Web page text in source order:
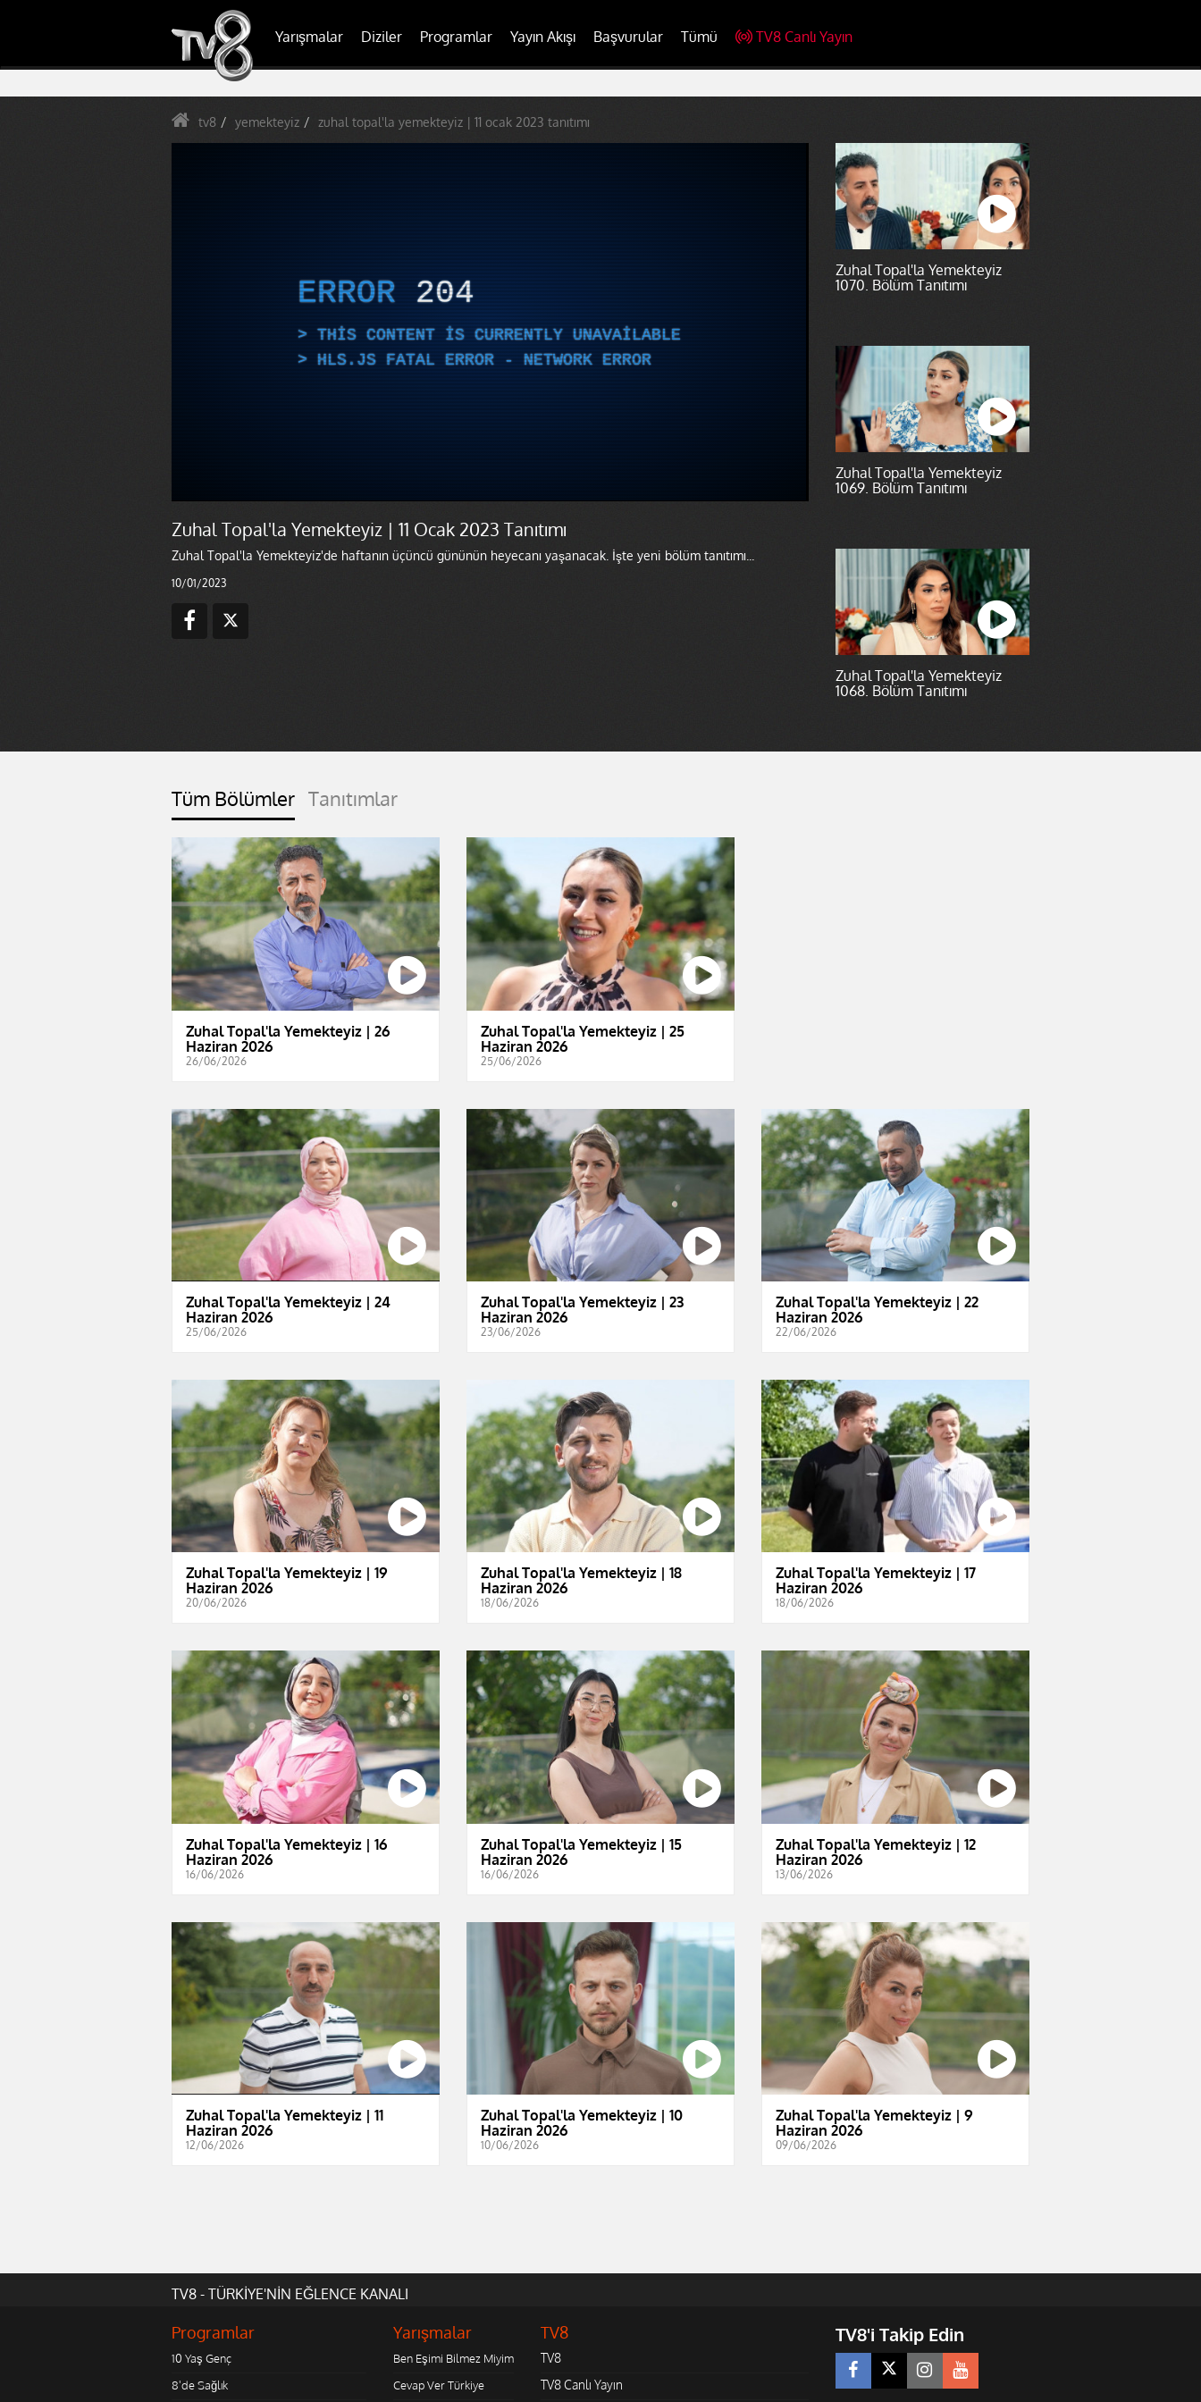
Yarışmalar Diziler Programlar Yayın Akışı Başvurular Tümü TV8 Canlı Yayın
tv8 yemekteyiz zuhal topal'la yemekteyiz | 11 ocak 2023 tanıtımı
ERROR 204
THIS CONTENT IS CURRENTLY UNAVAILABLE
HLS.JS FATAL ERROR - NETWORK ERROR
Zuhal Topal'la Yemekteyiz | 11 Ocak 2023 Tanıtımı
Zuhal Topal'la Yemekteyiz'de haftanın üçüncü gününün heyecanı yaşanacak. İşte yeni bölüm tanıtımı...
10/01/2023
Zuhal Topal'la Yemekteyiz
1070. Bölüm Tanıtımı
Zuhal Topal'la Yemekteyiz
1069. Bölüm Tanıtımı
Zuhal Topal'la Yemekteyiz
1068. Bölüm Tanıtımı
Tüm Bölümler Tanıtımlar
Zuhal Topal'la Yemekteyiz | 26
Haziran 2026
26/06/2026
Zuhal Topal'la Yemekteyiz | 25
Haziran 2026
25/06/2026
Zuhal Topal'la Yemekteyiz | 24
Haziran 2026
25/06/2026
Zuhal Topal'la Yemekteyiz | 23
Haziran 2026
23/06/2026
Zuhal Topal'la Yemekteyiz | 22
Haziran 2026
22/06/2026
Zuhal Topal'la Yemekteyiz | 19
Haziran 2026
20/06/2026
Zuhal Topal'la Yemekteyiz | 18
Haziran 2026
18/06/2026
Zuhal Topal'la Yemekteyiz | 17
Haziran 2026
18/06/2026
Zuhal Topal'la Yemekteyiz | 16
Haziran 2026
16/06/2026
Zuhal Topal'la Yemekteyiz | 15
Haziran 2026
16/06/2026
Zuhal Topal'la Yemekteyiz | 12
Haziran 2026
13/06/2026
Zuhal Topal'la Yemekteyiz | 11
Haziran 2026
12/06/2026
Zuhal Topal'la Yemekteyiz | 10
Haziran 2026
10/06/2026
Zuhal Topal'la Yemekteyiz | 9
Haziran 2026
09/06/2026
TV8 - TÜRKİYE'NİN EĞLENCE KANALI
Programlar
10 Yaş Genç
8'de Sağlık
Yarışmalar
Ben Eşimi Bilmez Miyim
Cevap Ver Türkiye
TV8
TV8
TV8 Canlı Yayın
TV8'i Takip Edin